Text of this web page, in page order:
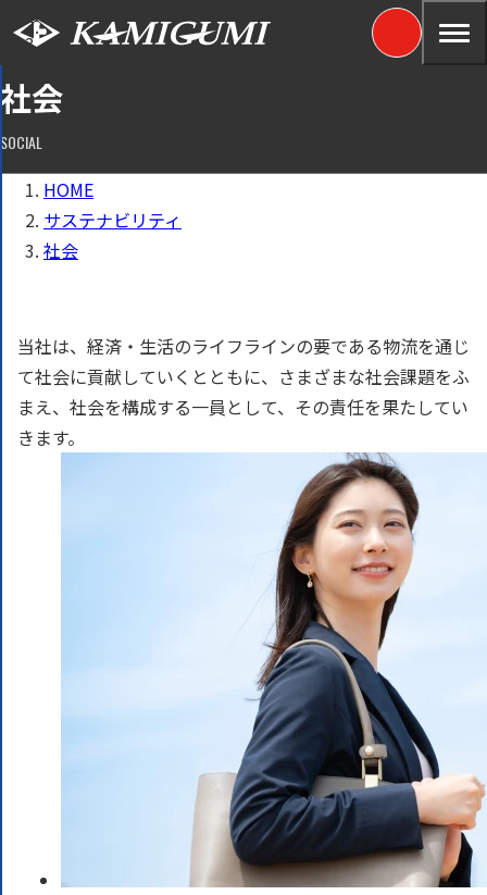
社会
SOCIAL
HOME
サステナビリティ
社会
当社は、経済・生活のライフラインの要である物流を通じ
て社会に貢献していくとともに、さまざまな社会課題をふ
まえ、社会を構成する一員として、その責任を果たしてい
きます。